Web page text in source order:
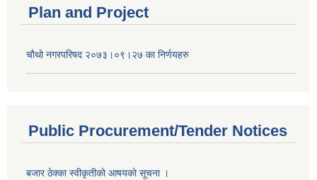
Plan and Project
चौथो नगरपरिषद २०७३।०९।२७ का निर्णयहरु
Public Procurement/Tender Notices
बजार ठेक्का स्वीकृतीकाे आषयकाे सूचना ।